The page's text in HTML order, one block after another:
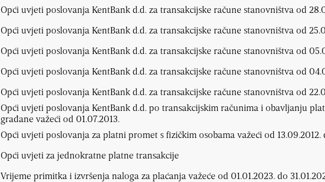
Opći uvjeti poslovanja KentBank d.d. za transakcijske račune stanovništva od
Opći uvjeti poslovanja KentBank d.d. za transakcijske račune stanovništva od
Opći uvjeti poslovanja KentBank d.d. za transakcijske račune stanovništva od
Opći uvjeti poslovanja KentBank d.d. za transakcijske račune stanovništva od
Opći uvjeti poslovanja KentBank d.d. za transakcijske račune stanovništva od
Opći uvjeti poslovanja KentBank d.d. po transakcijskim računima i obavljanju
građane važeći od 01.07.2013.
Opći uvjeti poslovanja za platni promet s fizičkim osobama važeći od 13.09.2012.
Opći uvjeti za jednokratne platne transakcije
Vrijeme primitka i izvršenja naloga za plaćanja važeće od 01.01.2023. do